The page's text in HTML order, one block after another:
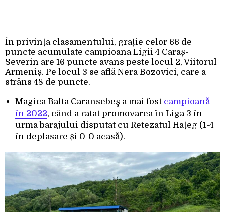
În privința clasamentului, grație celor 66 de
puncte acumulate campioana Ligii 4 Caraș-
Severin are 16 puncte avans peste locul 2, Viitorul
Armeniș. Pe locul 3 se află Nera Bozovici, care a
strâns 48 de puncte.
Magica Balta Caransebeş a mai fost campioană
în 2022, când a ratat promovarea în Liga 3 în
urma barajului disputat cu Retezatul Hațeg (1-4
în deplasare și 0-0 acasă).